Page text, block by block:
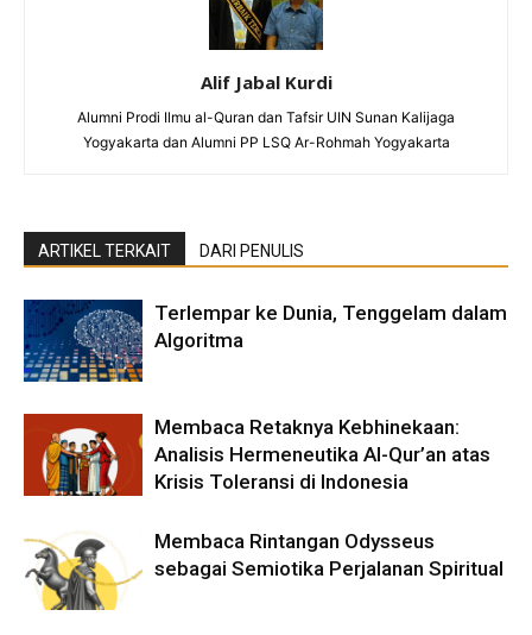
Alif Jabal Kurdi
Alumni Prodi Ilmu al-Quran dan Tafsir UIN Sunan Kalijaga
Yogyakarta dan Alumni PP LSQ Ar-Rohmah Yogyakarta
ARTIKEL TERKAIT DARI PENULIS
Terlempar ke Dunia, Tenggelam dalam
Algoritma
Membaca Retaknya Kebhinekaan:
Analisis Hermeneutika Al-Qur’an atas
Krisis Toleransi di Indonesia
Membaca Rintangan Odysseus
sebagai Semiotika Perjalanan Spiritual